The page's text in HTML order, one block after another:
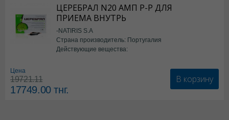
ЦЕРЕБРАЛ N20 АМП Р-Р ДЛЯ
ПРИЕМА ВНУТРЬ
-NATIRIS S.A
Страна производитель: Португалия
Действующие вещества:
Цена
19721.11
17749.00тнг.
В корзину